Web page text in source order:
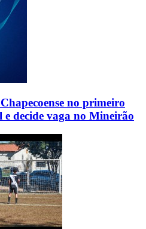
no primeiro
decide vaga no Mineirão